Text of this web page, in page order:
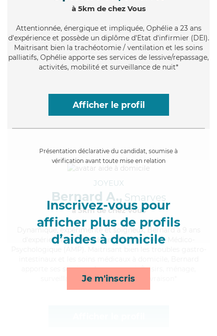
à 5km de chez Vous
Attentionnée, énergique et impliquée, Ophélie a 23 ans
d'expérience et possède un diplôme d'Etat d'infirmier (DEI).
Maitrisant bien la trachéotomie / ventilation et les soins
palliatifs, Ophélie apporte ses services de lessive/repassage,
activités, mobilité et surveillance de nuit*
Afficher le profil
Présentation déclarative du candidat, soumise à
vérification avant toute mise en relation
Inscrivez-vous pour
afficher plus de profils
d’aides à domicile
Je m'inscris
JOYEUX
Bernard A., Smarves
à 5km de chez Vous
, expérimenté et soigneux, Bernard a 9 ans
d'expérience et possède un diplôme d'Aide Médico-
apporte ses services de compagnie/loisirs, ménage,
surveillance de nuit et courses/livraison*